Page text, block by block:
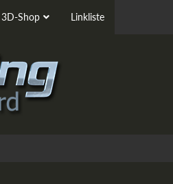
3D-Shop Linkliste